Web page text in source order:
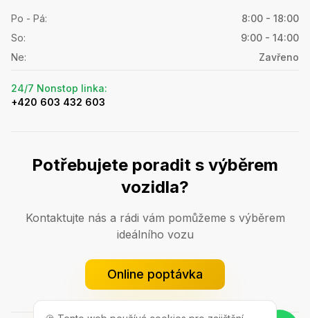
Po - Pá:
8:00 - 18:00
So:
9:00 - 14:00
Ne: Zavřeno
24/7 Nonstop linka:
+420 603 432 603
Potřebujete poradit s výběrem
vozidla?
Kontaktujte nás a rádi vám pomůžeme s výběrem
ideálního vozu
Online poptávka